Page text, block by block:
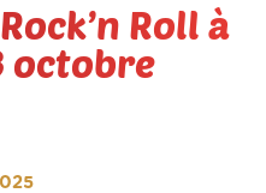
Roll à
octobre